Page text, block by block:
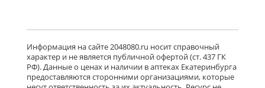
Информация на сайте 2048080.ru носит справочный
характер и не является публичной офертой (ст. 437 ГК
РФ). Данные о ценах и наличии в аптеках Екатеринбурга
предоставляются сторонними организациями, которые